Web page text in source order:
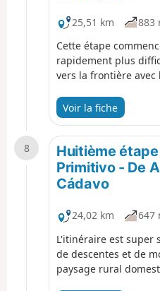
25,51 km 883
Cette étape
rapidement plus
vers la frontière avec
commençons notre
Saint-Jacques-de-
journée, mais riche
avec des gens et des
chemin. Le
perceptible dans le
Voir la fiche
8
Huitième
Primitivo - De
Cádavo
24,02 km 647
L'itinéraire est super
de descentes et de
paysage rural